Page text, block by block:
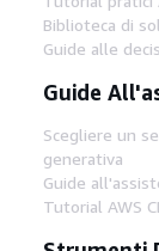
Biblioteca di
Guide alle
Guide
Scegliere un
generativa
Guide
Tutorial AWS